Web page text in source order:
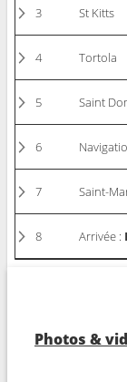
3 St Kitts
4 Tortola
5 Saint
6
7 Saint-
8 Arrivée :
Photos &